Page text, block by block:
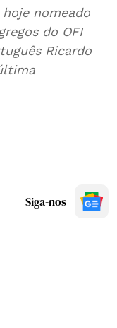
nomeado
do OFI
Ricardo
Siga-nos